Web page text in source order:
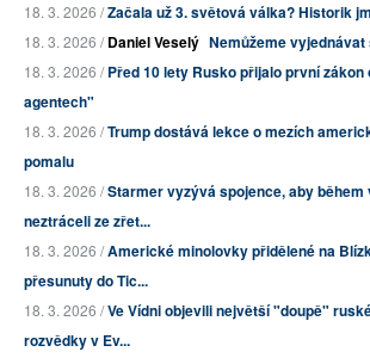
18. 3. 2026 /Začala už 3. světová válka? Historik
18. 3. 2026 /Daniel Veselý Nemůžeme vyjednávat
18. 3. 2026 /Před 10 lety Rusko přijalo první
agentech"
18. 3. 2026 /Trump dostává lekce o mezích
pomalu
18. 3. 2026 /Starmer vyzývá spojence, aby během
neztráceli ze zřet...
18. 3. 2026 /Americké minolovky přidělené na
přesunuty do Tic...
18. 3. 2026 /Ve Vídni objevili největší "doupě"
rozvědky v Ev...